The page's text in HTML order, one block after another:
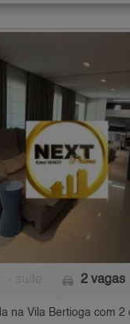
2 vagas
na Vila Bertioga com 2